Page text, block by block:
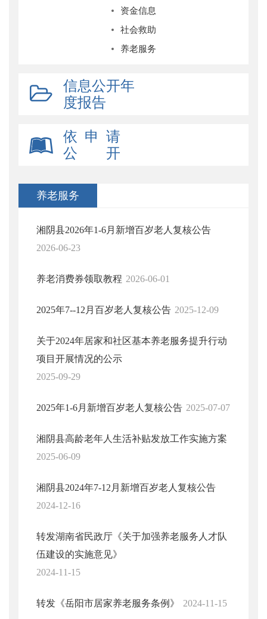
资金信息
社会救助
养老服务
信息公开年
度报告
依 申 请
公 开
养老服务
湘阴县2026年1-6月新增百岁老人复核公告
2026-06-23
养老消费券领取教程 2026-06-01
2025年7--12月百岁老人复核公告 2025-12-09
关于2024年居家和社区基本养老服务提升行动
项目开展情况的公示
2025-09-29
2025年1-6月新增百岁老人复核公告 2025-07-07
湘阴县高龄老年人生活补贴发放工作实施方案
2025-06-09
湘阴县2024年7-12月新增百岁老人复核公告
2024-12-16
转发湖南省民政厅《关于加强养老服务人才队
伍建设的实施意见》
2024-11-15
转发《岳阳市居家养老服务条例》 2024-11-15